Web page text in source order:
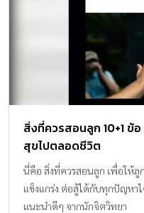
สิ่งที่ควรสอนลูก 10+1 ข้
สุขไปตลอดชีวิต
นี่คือ สิ่งที่ควรสอนลูก เพื่อให้
แข็งแกร่ง ต่อสู้ได้กับทุกปัญหา
แนะนำดีๆ จากนักจิตวิทยา